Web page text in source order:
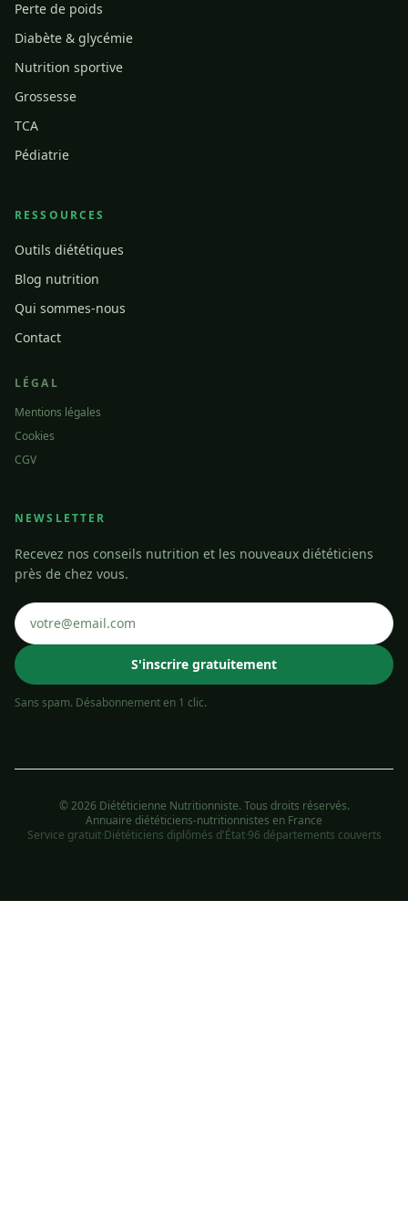
Perte de poids
Diabète & glycémie
Nutrition sportive
Grossesse
TCA
Pédiatrie
RESSOURCES
Outils diététiques
Blog nutrition
Qui sommes-nous
Contact
LÉGAL
Mentions légales
Cookies
CGV
NEWSLETTER
Recevez nos conseils nutrition et les nouveaux diététiciens
près de chez vous.
S'inscrire gratuitement
Sans spam. Désabonnement en 1 clic.
© 2026 Diététicienne Nutritionniste. Tous droits réservés.
Annuaire diététiciens-nutritionnistes en France
Service gratuit·Diététiciens diplômés d'État·96 départements couverts